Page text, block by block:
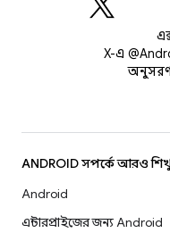
X-এ
ANDROID সম্পর্কে আরও
Android
এন্টারপ্রাইজের জন্য Android